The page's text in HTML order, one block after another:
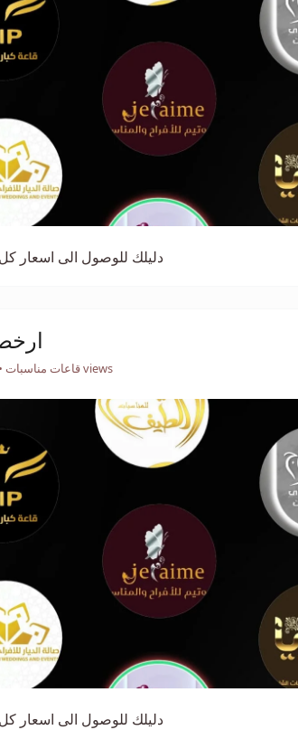
دليلك للوصول الى اسعار
قاعات مناسبات• 103 views
دليلك للوصول الى اسعار